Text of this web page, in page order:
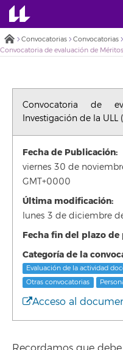
Convocatorias
Convocatorias
Convocatoria de
Investigación de la ULL
Fecha de Publicación:
viernes 30 de
GMT+0000
Última modificación:
lunes 3 de diciembre
Fecha fin del plazo de
Categoría de la
Evaluación de la actividad
Otras convocatorias
Acceso al